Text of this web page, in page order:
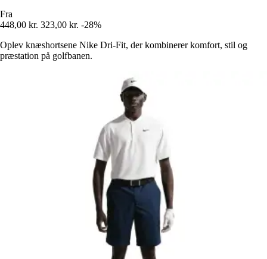
Fra
448,00 kr. 323,00 kr. -28%
Oplev knæshortsene Nike Dri-Fit, der kombinerer komfort, stil og
præstation på golfbanen.